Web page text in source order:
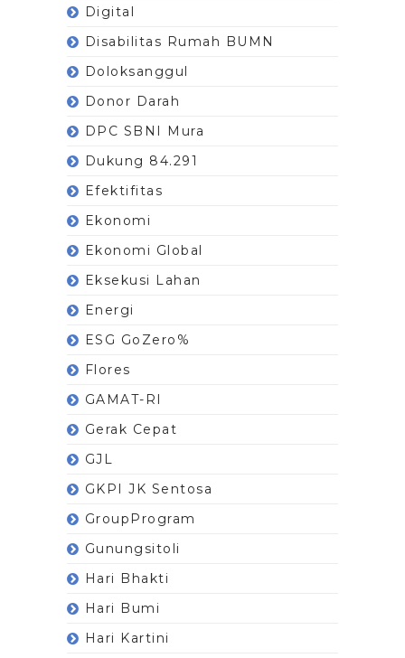
Digital
Disabilitas Rumah BUMN
Doloksanggul
Donor Darah
DPC SBNI Mura
Dukung 84.291
Efektifitas
Ekonomi
Ekonomi Global
Eksekusi Lahan
Energi
ESG GoZero%
Flores
GAMAT-RI
Gerak Cepat
GJL
GKPI JK Sentosa
GroupProgram
Gunungsitoli
Hari Bhakti
Hari Bumi
Hari Kartini